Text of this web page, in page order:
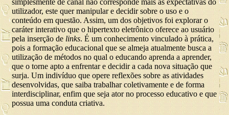
simplesmente de canal não corresponde mais as expectativas do
utilizador, este quer manipular e decidir sobre o uso e o
conteúdo em questão. Assim, um dos objetivos foi explorar o
caráter interativo que o hipertexto eletrônico oferece ao usuário
pela inserção de links. É um conhecimento vinculado à prática,
pois a formação educacional que se almeja atualmente busca a
utilização de métodos no qual o educando aprenda a aprender,
que o torne apto a enfrentar e decidir a cada nova situação que
surja. Um indivíduo que opere reflexões sobre as atividades
desenvolvidas, que saiba trabalhar coletivamente e de forma
interdisciplinar, enfim que seja ator no processo educativo e que
possua uma conduta criativa.